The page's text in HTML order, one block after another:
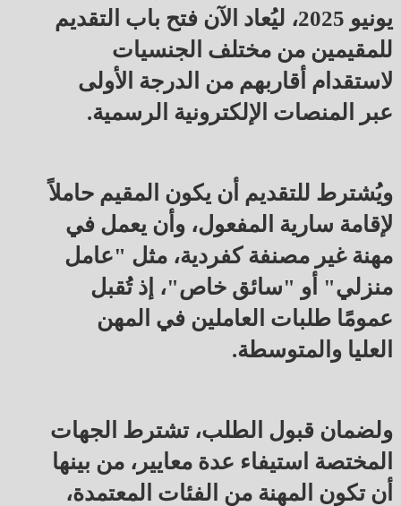
يونيو 2025، ليُعاد الآن فتح باب التقديم
للمقيمين من مختلف الجنسيات
لاستقدام أقاربهم من الدرجة الأولى
عبر المنصات الإلكترونية الرسمية.
ويُشترط للتقديم أن يكون المقيم حاملاً
لإقامة سارية المفعول، وأن يعمل في
مهنة غير مصنفة كفردية، مثل "عامل
منزلي" أو "سائق خاص"، إذ تُقبل
عمومًا طلبات العاملين في المهن
العليا والمتوسطة.
ولضمان قبول الطلب، تشترط الجهات
المختصة استيفاء عدة معايير، من بينها
أن تكون المهنة من الفئات المعتمدة،